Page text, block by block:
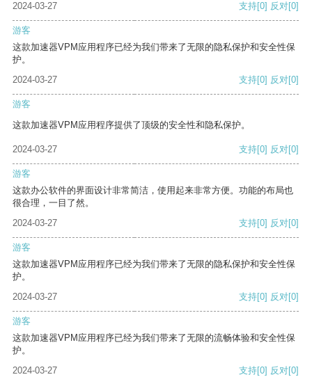
2024-03-27 支持[0] 反对[0]
游客
这款加速器VPM应用程序已经为我们带来了无限的隐私保护和安全性保
护。
2024-03-27
支持[0] 反对[0]
游客
这款加速器VPM应用程序提供了顶级的安全性和隐私保护。
2024-03-27 支持[0] 反对[0]
游客
这款办公软件的界面设计非常简洁，使用起来非常方便。功能的布局也
很合理，一目了然。
2024-03-27
支持[0] 反对[0]
游客
这款加速器VPM应用程序已经为我们带来了无限的隐私保护和安全性保
护。
2024-03-27
支持[0] 反对[0]
游客
这款加速器VPM应用程序已经为我们带来了无限的流畅体验和安全性保
护。
2024-03-27
支持[0] 反对[0]